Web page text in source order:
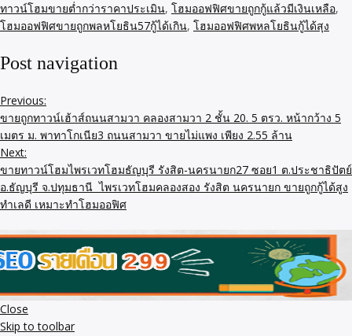
ทาวน์โฮมขายต่ำกว่าราคาประเมิน, โฮมออฟฟิศขายถูกกู้แล้วมีเงินเหลือ,
โฮมออฟฟิศขายถูกพลหโยธิน57กู้ได้เกิน, โฮมออฟฟิศพหลโยธินกู้ได้สุง
Post navigation
Previous:
ขายถูกทาวน์เฮ้าส์ถนนสามวา คลองสามวา 2 ชั้น 20. 5 ตรว. หน้ากว้าง 5
เมตร ม. พาทาโกเนีย3 ถนนสามวา ขายไม่แพง เพียง 2.55 ล้าน
Next:
ขายทาวน์โฮมไพรเวทโฮมธัญบุรี รังสิต-นครนายก27 ซอย1 ต.ประชาธิปัตย์
อ.ธัญบุรี จ.ปทุมธานี ไพรเวทโฮมคลองสอง รังสิต นครนายก ขายถูกกู้ได้สูง
ทำเลดี เหมาะทำโฮมออฟิศ
Close
Skip to toolbar